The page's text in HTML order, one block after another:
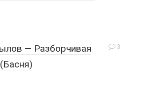
3
— Разборчивая